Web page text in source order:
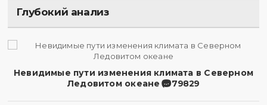
Глубокий анализ
Невидимые пути изменения климата в Северном
Ледовитом океане
79829